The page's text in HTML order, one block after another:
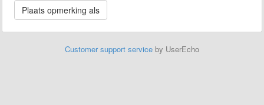
Customer support service by UserEcho